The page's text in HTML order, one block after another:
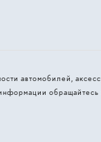
автомобилей,